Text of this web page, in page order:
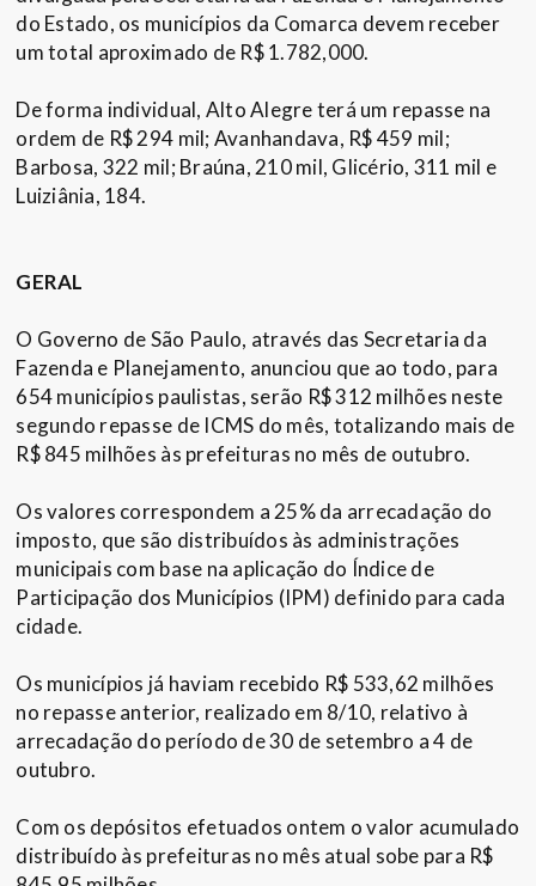
do Estado, os municípios da Comarca devem receber
um total aproximado de R$ 1.782,000.
De forma individual, Alto Alegre terá um repasse na
ordem de R$ 294 mil; Avanhandava, R$ 459 mil;
Barbosa, 322 mil; Braúna, 210 mil, Glicério, 311 mil e
Luiziânia, 184.
GERAL
O Governo de São Paulo, através das Secretaria da
Fazenda e Planejamento, anunciou que ao todo, para
654 municípios paulistas, serão R$ 312 milhões neste
segundo repasse de ICMS do mês, totalizando mais de
R$ 845 milhões às prefeituras no mês de outubro.
Os valores correspondem a 25% da arrecadação do
imposto, que são distribuídos às administrações
municipais com base na aplicação do Índice de
Participação dos Municípios (IPM) definido para cada
cidade.
Os municípios já haviam recebido R$ 533,62 milhões
no repasse anterior, realizado em 8/10, relativo à
arrecadação do período de 30 de setembro a 4 de
outubro.
Com os depósitos efetuados ontem o valor acumulado
distribuído às prefeituras no mês atual sobe para R$